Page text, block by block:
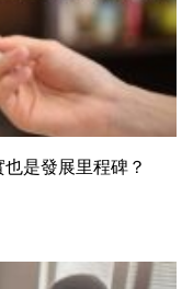
是發展里程碑？